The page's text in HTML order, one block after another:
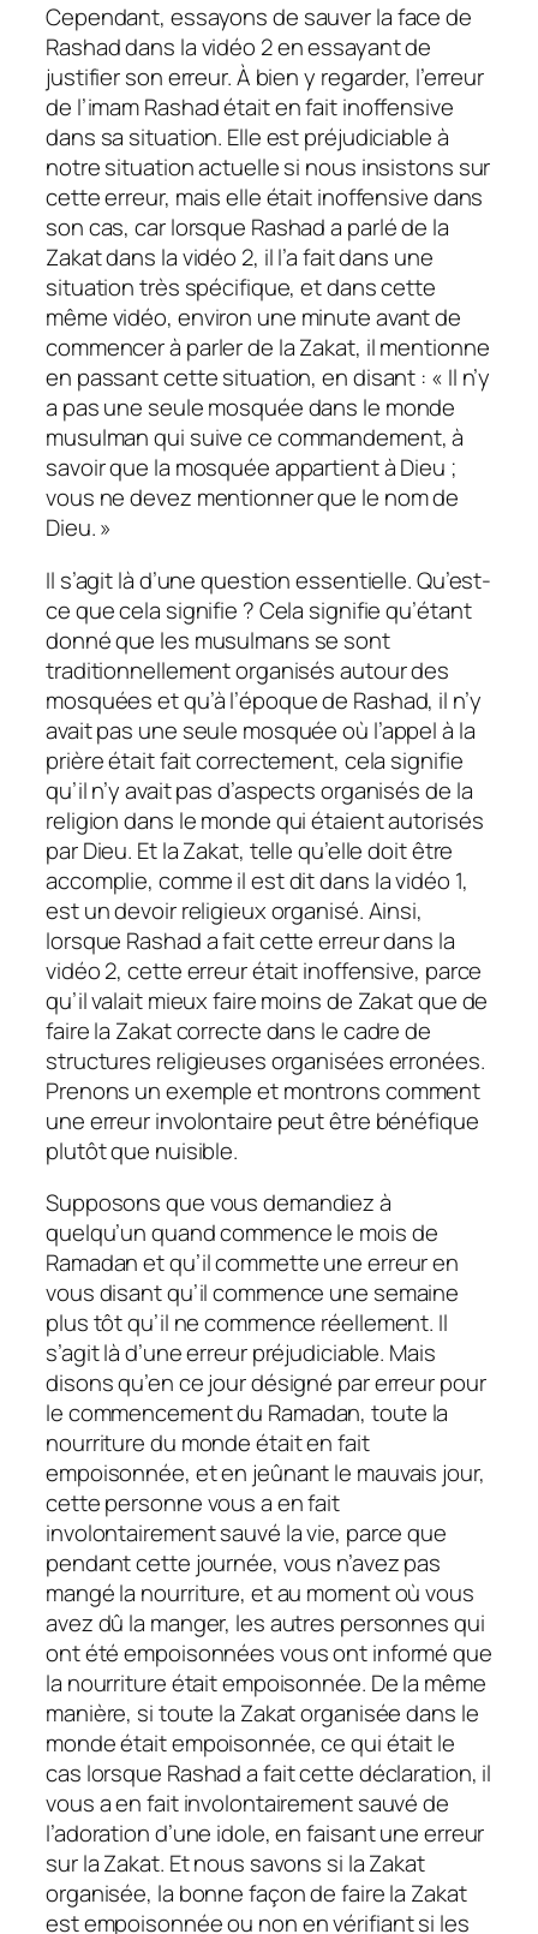
Cependant, essayons de sauver la face de
Rashad dans la vidéo 2 en essayant de
justifier son erreur. À bien y regarder, l’erreur
de l’imam Rashad était en fait inoffensive
dans sa situation. Elle est préjudiciable à
notre situation actuelle si nous insistons sur
cette erreur, mais elle était inoffensive dans
son cas, car lorsque Rashad a parlé de la
Zakat dans la vidéo 2, il l’a fait dans une
situation très spécifique, et dans cette
même vidéo, environ une minute avant de
commencer à parler de la Zakat, il mentionne
en passant cette situation, en disant : « Il n’y
a pas une seule mosquée dans le monde
musulman qui suive ce commandement, à
savoir que la mosquée appartient à Dieu ;
vous ne devez mentionner que le nom de
Dieu. »
Il s’agit là d’une question essentielle. Qu’est-
ce que cela signifie ? Cela signifie qu’étant
donné que les musulmans se sont
traditionnellement organisés autour des
mosquées et qu’à l’époque de Rashad, il n’y
avait pas une seule mosquée où l’appel à la
prière était fait correctement, cela signifie
qu’il n’y avait pas d’aspects organisés de la
religion dans le monde qui étaient autorisés
par Dieu. Et la Zakat, telle qu’elle doit être
accomplie, comme il est dit dans la vidéo 1,
est un devoir religieux organisé. Ainsi,
lorsque Rashad a fait cette erreur dans la
vidéo 2, cette erreur était inoffensive, parce
qu’il valait mieux faire moins de Zakat que de
faire la Zakat correcte dans le cadre de
structures religieuses organisées erronées.
Prenons un exemple et montrons comment
une erreur involontaire peut être bénéfique
plutôt que nuisible.
Supposons que vous demandiez à
quelqu’un quand commence le mois de
Ramadan et qu’il commette une erreur en
vous disant qu’il commence une semaine
plus tôt qu’il ne commence réellement. Il
s’agit là d’une erreur préjudiciable. Mais
disons qu’en ce jour désigné par erreur pour
le commencement du Ramadan, toute la
nourriture du monde était en fait
empoisonnée, et en jeûnant le mauvais jour,
cette personne vous a en fait
involontairement sauvé la vie, parce que
pendant cette journée, vous n’avez pas
mangé la nourriture, et au moment où vous
avez dû la manger, les autres personnes qui
ont été empoisonnées vous ont informé que
la nourriture était empoisonnée. De la même
manière, si toute la Zakat organisée dans le
monde était empoisonnée, ce qui était le
cas lorsque Rashad a fait cette déclaration, il
vous a en fait involontairement sauvé de
l’adoration d’une idole, en faisant une erreur
sur la Zakat. Et nous savons si la Zakat
organisée, la bonne façon de faire la Zakat
est empoisonnée ou non en vérifiant si les